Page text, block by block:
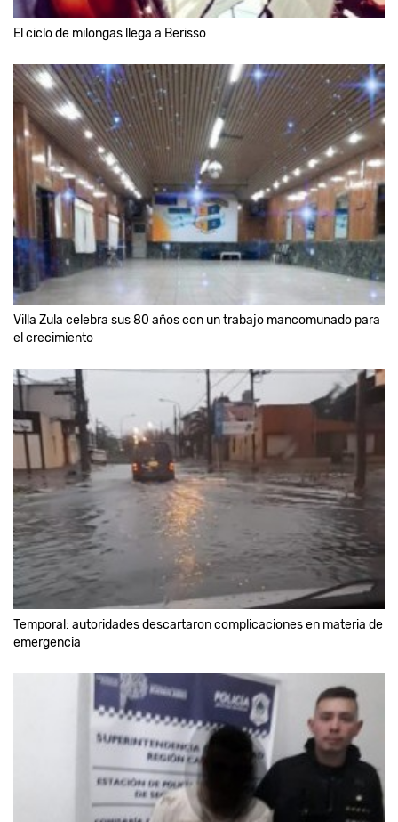
El ciclo de milongas llega a Berisso
Villa Zula celebra sus 80 años con un trabajo mancomunado para
el crecimiento
Temporal: autoridades descartaron complicaciones en materia de
emergencia